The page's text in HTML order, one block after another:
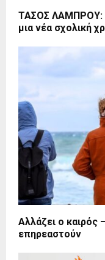
ΤΑΣΟΣ ΛΑΜΠΡΟΥ:
μια νέα σχολική
Αλλάζει ο καιρός
επηρεαστούν